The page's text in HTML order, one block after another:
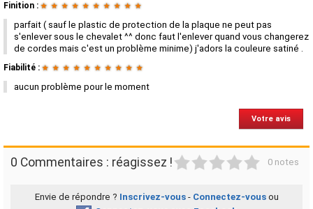
Finition : ★ ★ ★ ★ ★ ★ ★ ★ ★ ★
parfait ( sauf le plastic de protection de la plaque ne peut pas
s'enlever sous le chevalet ^^ donc faut l'enlever quand vous changerez
de cordes mais c'est un problème minime) j'adors la couleure satiné .
Fiabilité : ★ ★ ★ ★ ★ ★ ★ ★ ★ ★
aucun problème pour le moment
Votre avis
0 Commentaires : réagissez ! 0 notes
Envie de répondre ? Inscrivez-vous- Connectez-vousou